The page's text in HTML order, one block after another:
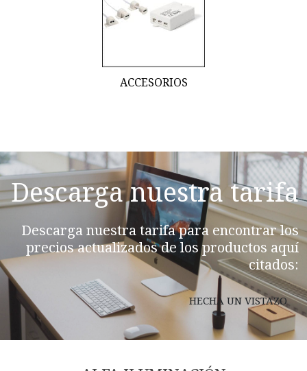
ACCESORIOS
Descarga nuestra tarifa
Descarga nuestra tarifa para encontrar los
precios actualizados de los productos aquí
citados:
HECHA UN VISTAZO